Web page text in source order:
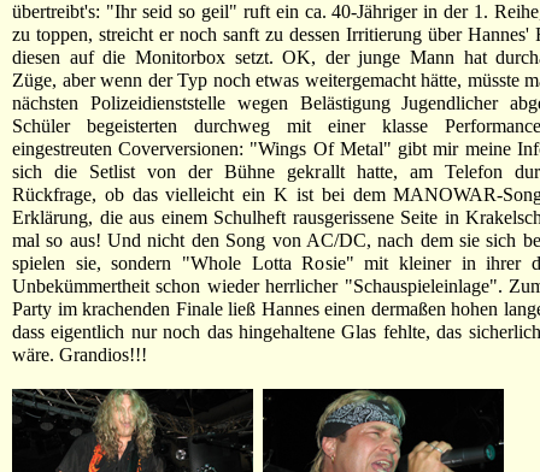
übertreibt's: "Ihr seid so geil" ruft ein ca. 40-Jähriger in der 1.
zu toppen, streicht er noch sanft zu dessen Irritierung über Hannes'
diesen auf die Monitorbox setzt. OK, der junge Mann hat
Züge, aber wenn der Typ noch etwas weitergemacht hätte, müsste
nächsten Polizeidienststelle wegen Belästigung Jugendlicher
Schüler begeisterten durchweg mit einer klasse
eingestreuten Coverversionen: "Wings Of Metal" gibt mir meine
sich die Setlist von der Bühne gekrallt hatte, am Telefon
Rückfrage, ob das vielleicht ein K ist bei dem MANOWAR-
Erklärung, die aus einem Schulheft rausgerissene Seite in
mal so aus! Und nicht den Song von AC/DC, nach dem sie sich
spielen sie, sondern "Whole Lotta Rosie" mit kleiner in ihrer
Unbekümmertheit schon wieder herrlicher "Schauspieleinlage".
Party im krachenden Finale ließ Hannes einen dermaßen hohen
dass eigentlich nur noch das hingehaltene Glas fehlte, das
wäre. Grandios!!!